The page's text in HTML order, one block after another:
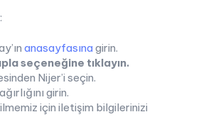
anasayfasına girin.
seçeneğine tıklayın.
Nijer’i seçin.
girin.
için iletişim bilgilerinizi